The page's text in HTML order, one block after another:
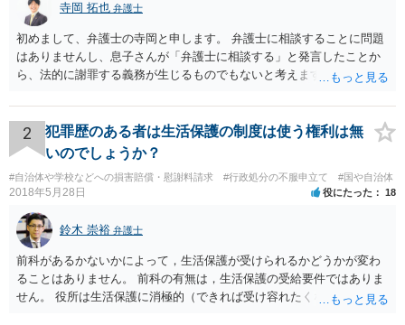
寺岡 拓也 弁護士
初めまして、弁護士の寺岡と申します。 弁護士に相談することに問題
はありませんし、息子さんが「弁護士に相談する」と発言したことか
ら、法的に謝罪する義務が生じるものでもないと考えます。 経緯から
す。 子どもの専門相談窓口もありますし、一度相談だけでもしてはい
かがでしょうか。
2
犯罪歴のある者は生活保護の制度は使う権利は無
いのでしょうか？
#自治体や学校などへの損害賠償・慰謝料請求 #行政処分の不服申立て #国や自治体
2018年5月28日 役にたった 18
鈴木 崇裕 弁護士
前科があるかないかによって，生活保護が受けられるかどうかが変わ
ることはありません。 前科の有無は，生活保護の受給要件ではありま
せん。 役所は生活保護に消極的（できれば受け容れたくない）な姿勢